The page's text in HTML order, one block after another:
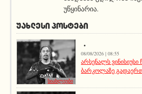
უწყინარია.
ᲣᲐᲮᲚᲔᲡᲘ ᲞᲝᲡᲢᲔᲑᲘ
სიახლეები
08/08/2026 | 08:55
არსენალს
ბარკოლაზე